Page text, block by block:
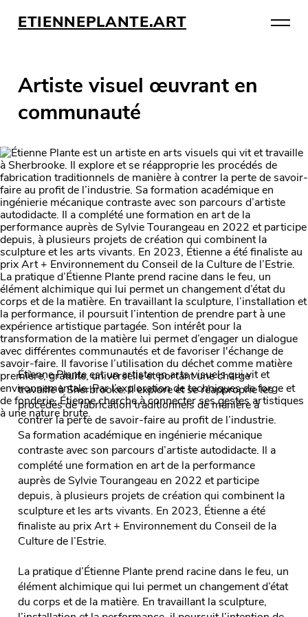
ETIENNEPLANTE.ART
Artiste visuel œuvrant en
communauté
Étienne Plante est un artiste en arts visuels qui vit et
travaille à Sherbrooke. Il explore et se réapproprie les
procédés de fabrication traditionnels de manière à
contrer la perte de savoir-faire au profit de l’industrie.
Sa formation académique en ingénierie mécanique
contraste avec son parcours d’artiste autodidacte. Il a
complété une formation en art de la performance
auprès de Sylvie Tourangeau en 2022 et participe
depuis, à plusieurs projets de création qui combinent la
sculpture et les arts vivants. En 2023, Étienne a été
finaliste au prix Art + Environnement du Conseil de la
Culture de l’Estrie.
La pratique d’Étienne Plante prend racine dans le feu, un
élément alchimique qui lui permet un changement d’état
du corps et de la matière. En travaillant la sculpture,